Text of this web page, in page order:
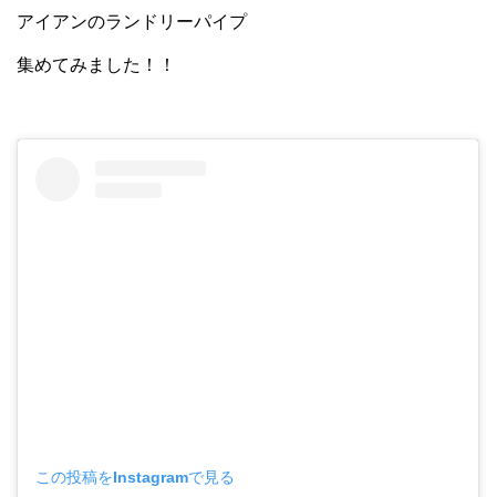
アイアンのランドリーパイプ
集めてみました！！
この投稿をInstagramで見る